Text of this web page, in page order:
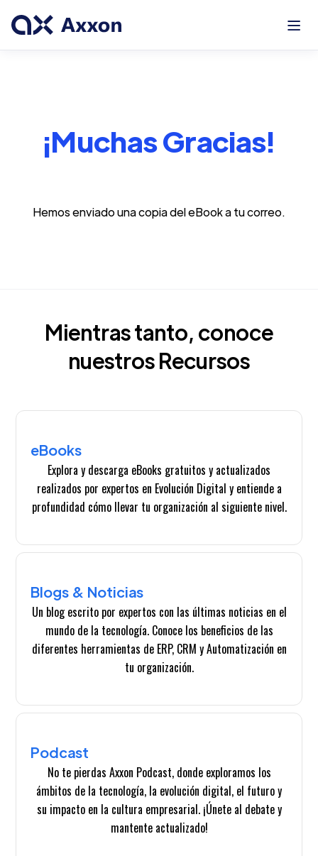
¡Muchas Gracias!
Hemos enviado una copia del eBook a tu correo.
Mientras tanto, conoce
nuestros Recursos
eBooks
Explora y descarga eBooks gratuitos y actualizados
realizados por expertos en Evolución Digital y entiende a
profundidad cómo llevar tu organización al siguiente nivel.
Blogs & Noticias
Un blog escrito por expertos con las últimas noticias en el
mundo de la tecnología. Conoce los beneficios de las
diferentes herramientas de ERP, CRM y Automatización en
tu organización.
Podcast
No te pierdas Axxon Podcast, donde exploramos los
ámbitos de la tecnología, la evolución digital, el futuro y
su impacto en la cultura empresarial. ¡Únete al debate y
mantente actualizado!